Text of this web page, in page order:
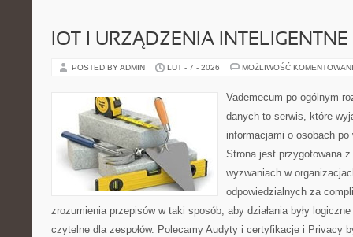
IOT I URZĄDZENIA INTELIGENTNE
POSTED BY ADMIN LUT - 7 - 2026 MOŻLIWOŚĆ
Vademecum po ogólnym
danych to serwis, które
informacjami o osobach
Strona jest przygotowana
wyzwaniach w
odpowiedzialnych za
zrozumienia przepisów w taki sposób, aby działania były
czytelne dla zespołów. Polecamy Audyty i certyfikacje i Privacy